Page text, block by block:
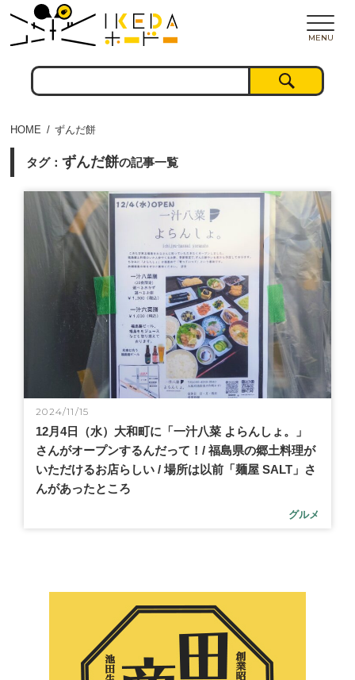
MENU
HOME ずんだ餅
タグ： ずんだ餅の記事一覧
2024/11/15
12月4日（水）大和町に「一汁八菜 よらんしょ。」
さんがオープンするんだって！/ 福島県の郷土料理が
いただけるお店らしい / 場所は以前「麺屋 SALT」さ
んがあったところ
グルメ